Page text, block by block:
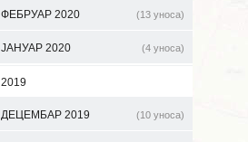
ФЕБРУАР 2020 (13 уноса)
ЈАНУАР 2020 (4 уноса)
2019
ДЕЦЕМБАР 2019 (10 уноса)